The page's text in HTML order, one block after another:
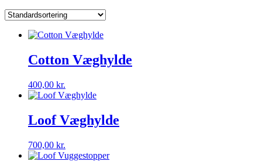
Cotton Væghylde
400,00 kr.
Loof Væghylde
700,00 kr.